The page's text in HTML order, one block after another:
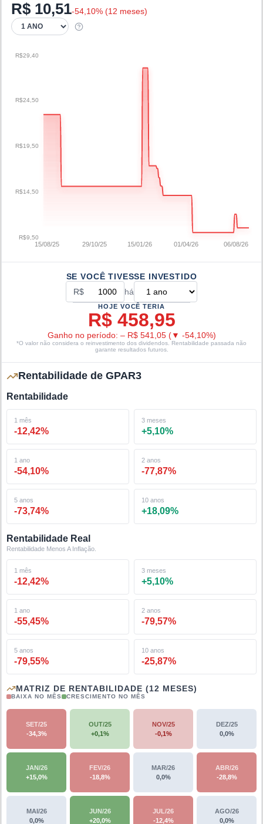
R$ 10,51-54,10% (12 meses)
15/08/25 29/10/25 15/01/26 01/04/26 06/08/26
R$9,50
R$14,50
R$19,50
R$24,50
R$29,40
SE VOCÊ TIVESSE INVESTIDO
R$
há
HOJE VOCÊ TERIA
R$ 458,95
Ganho no período: – R$ 541,05 (▼ -54,10%)
*O valor não considera o reinvestimento dos dividendos. Rentabilidade passada não
garante resultados futuros.
Rentabilidade de GPAR3
Rentabilidade
1 mês
-12,42%
3 meses
+5,10%
1 ano
-54,10%
2 anos
-77,87%
5 anos
-73,74%
10 anos
+18,09%
Rentabilidade Real
Rentabilidade Menos A Inflação.
1 mês
-12,42%
3 meses
+5,10%
1 ano
-55,45%
2 anos
-79,57%
5 anos
-79,55%
10 anos
-25,87%
MATRIZ DE RENTABILIDADE (12 MESES)
BAIXA NO MÊS CRESCIMENTO NO MÊS
SET/25
-34,3%
OUT/25
+0,1%
NOV/25
-0,1%
DEZ/25
0,0%
JAN/26
+15,0%
FEV/26
-18,8%
MAR/26
0,0%
ABR/26
-28,8%
MAI/26
0,0%
JUN/26
+20,0%
JUL/26
-12,4%
AGO/26
0,0%